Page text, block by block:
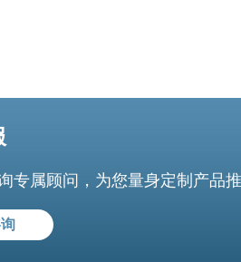
专属顾问，为您量身定制产品